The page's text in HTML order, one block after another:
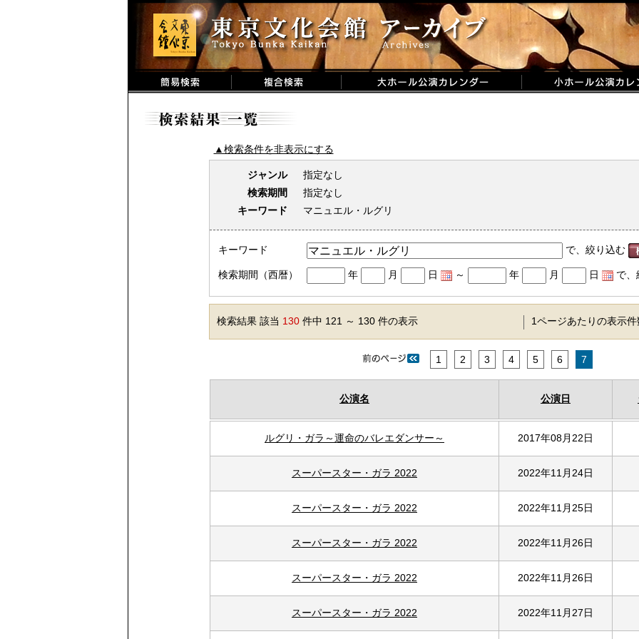
▲検索条件を非表示にする
ジャンル
指定なし
検索期間
指定なし
キーワード
マニュエル・ルグリ
キーワード で、絞り込む
検索期間（西暦） 年 月 日 ～ 年 月 日 で
検索結果 該当 130 件中 121 ～ 130 件の表示 1ページあたりの表示
1 2 3 4 5 6 7
公演名 公演日
ルグリ・ガラ～運命のバレエダンサー～ 2017年08月22日
スーパースター・ガラ 2022 2022年11月24日
スーパースター・ガラ 2022 2022年11月25日
スーパースター・ガラ 2022 2022年11月26日
スーパースター・ガラ 2022 2022年11月26日
スーパースター・ガラ 2022 2022年11月27日